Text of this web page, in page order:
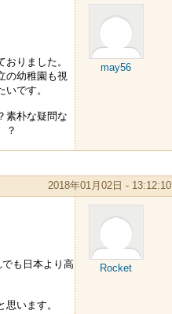
りました。
の幼稚園も視
です。
素朴な疑問な
？
may56
2018年01月02日 - 13:12:10
も日本より高
います。
Rocket